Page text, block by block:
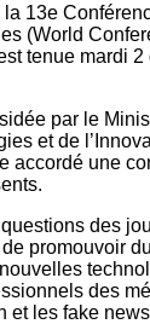
la 13e
(World
tenue mardi
par le
et de
accordé une
des
promouvoir
des
et les fake